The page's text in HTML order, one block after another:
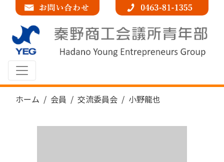
メインナビゲーション
ホーム 会員 交流委員会 小野龍也